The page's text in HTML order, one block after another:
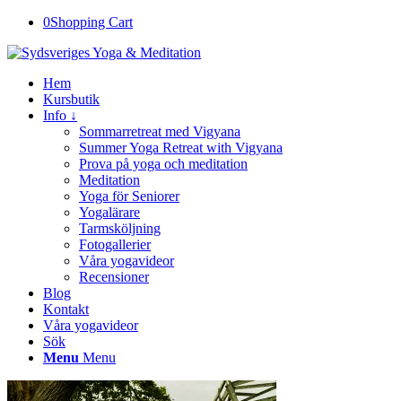
0Shopping Cart
Hem
Kursbutik
Info ↓
Sommarretreat med Vigyana
Summer Yoga Retreat with Vigyana
Prova på yoga och meditation
Meditation
Yoga för Seniorer
Yogalärare
Tarmsköljning
Fotogallerier
Våra yogavideor
Recensioner
Blog
Kontakt
Våra yogavideor
Sök
Menu Menu